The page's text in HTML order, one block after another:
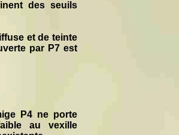
des seuils
et de teinte
par P7 est
P4 ne porte
au vexille